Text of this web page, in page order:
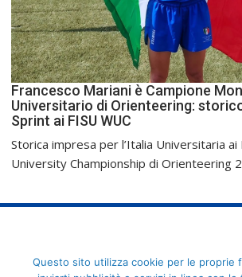
Francesco Mariani è Campione
Universitario di Orienteering:
Sprint ai FISU WUC
Storica impresa per l’Italia Universitaria ai
University Championship di Orienteering
FederCUSI: Federazione Italiana dello
Questo sito utilizza cookie per le proprie